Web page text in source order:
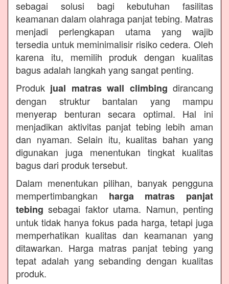
sebagai solusi bagi kebutuhan fasilitas
keamanan dalam olahraga panjat tebing. Matras
menjadi perlengkapan utama yang wajib
tersedia untuk meminimalisir risiko cedera. Oleh
karena itu, memilih produk dengan kualitas
bagus adalah langkah yang sangat penting.
Produk jual matras wall climbing dirancang
dengan struktur bantalan yang mampu
menyerap benturan secara optimal. Hal ini
menjadikan aktivitas panjat tebing lebih aman
dan nyaman. Selain itu, kualitas bahan yang
digunakan juga menentukan tingkat kualitas
bagus dari produk tersebut.
Dalam menentukan pilihan, banyak pengguna
mempertimbangkan harga matras panjat
tebing sebagai faktor utama. Namun, penting
untuk tidak hanya fokus pada harga, tetapi juga
memperhatikan kualitas dan keamanan yang
ditawarkan. Harga matras panjat tebing yang
tepat adalah yang sebanding dengan kualitas
produk.